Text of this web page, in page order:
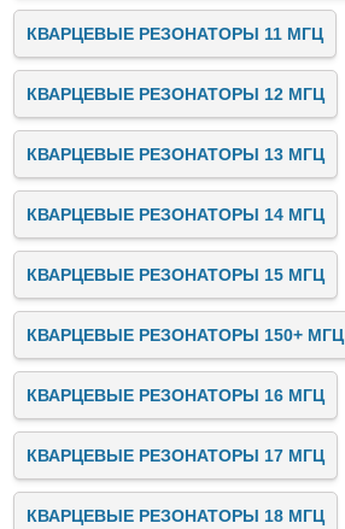
КВАРЦЕВЫЕ РЕЗОНАТОРЫ 11 МГЦ
КВАРЦЕВЫЕ РЕЗОНАТОРЫ 12 МГЦ
КВАРЦЕВЫЕ РЕЗОНАТОРЫ 13 МГЦ
КВАРЦЕВЫЕ РЕЗОНАТОРЫ 14 МГЦ
КВАРЦЕВЫЕ РЕЗОНАТОРЫ 15 МГЦ
КВАРЦЕВЫЕ РЕЗОНАТОРЫ 150+ МГЦ
КВАРЦЕВЫЕ РЕЗОНАТОРЫ 16 МГЦ
КВАРЦЕВЫЕ РЕЗОНАТОРЫ 17 МГЦ
КВАРЦЕВЫЕ РЕЗОНАТОРЫ 18 МГЦ